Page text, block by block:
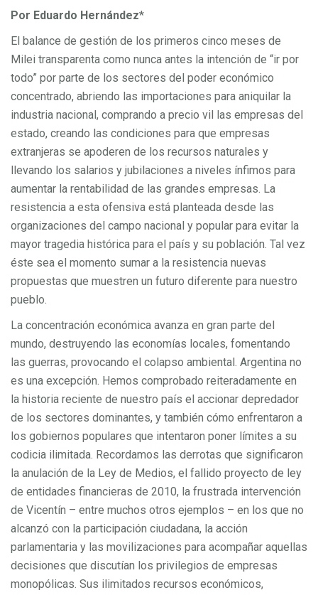
Por Eduardo Hernández*
El balance de gestión de los primeros cinco meses de
Milei transparenta como nunca antes la intención de “ir por
todo” por parte de los sectores del poder económico
concentrado, abriendo las importaciones para aniquilar la
industria nacional, comprando a precio vil las empresas del
estado, creando las condiciones para que empresas
extranjeras se apoderen de los recursos naturales y
llevando los salarios y jubilaciones a niveles ínfimos para
aumentar la rentabilidad de las grandes empresas. La
resistencia a esta ofensiva está planteada desde las
organizaciones del campo nacional y popular para evitar la
mayor tragedia histórica para el país y su población. Tal vez
éste sea el momento sumar a la resistencia nuevas
propuestas que muestren un futuro diferente para nuestro
pueblo.
La concentración económica avanza en gran parte del
mundo, destruyendo las economías locales, fomentando
las guerras, provocando el colapso ambiental. Argentina no
es una excepción. Hemos comprobado reiteradamente en
la historia reciente de nuestro país el accionar depredador
de los sectores dominantes, y también cómo enfrentaron a
los gobiernos populares que intentaron poner límites a su
codicia ilimitada. Recordamos las derrotas que significaron
la anulación de la Ley de Medios, el fallido proyecto de ley
de entidades financieras de 2010, la frustrada intervención
de Vicentín – entre muchos otros ejemplos – en los que no
alcanzó con la participación ciudadana, la acción
parlamentaria y las movilizaciones para acompañar aquellas
decisiones que discutían los privilegios de empresas
monopólicas. Sus ilimitados recursos económicos,